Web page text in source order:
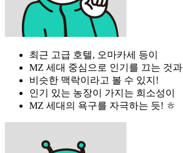
최근 고급 호텔, 오마카세 등이
MZ 세대 중심으로 인기를 끄는 것과
비슷한 맥락이라고 볼 수 있지!
인기 있는 농장이 가지는 희소성이
MZ 세대의 욕구를 자극하는 듯! ㅎ